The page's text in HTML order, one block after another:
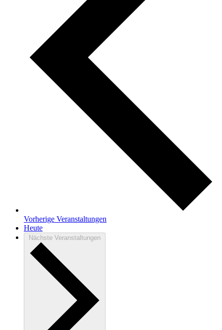
Vorherige Veranstaltungen
Heute
Nächste Veranstaltungen